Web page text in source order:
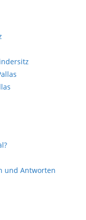
und Antworten